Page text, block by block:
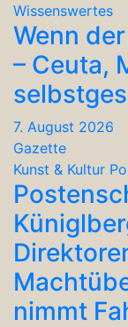
Wissenswertes
Wenn
– Ceuta,
7. August 2026
Gazette
Kunst & Kultur
nimmt